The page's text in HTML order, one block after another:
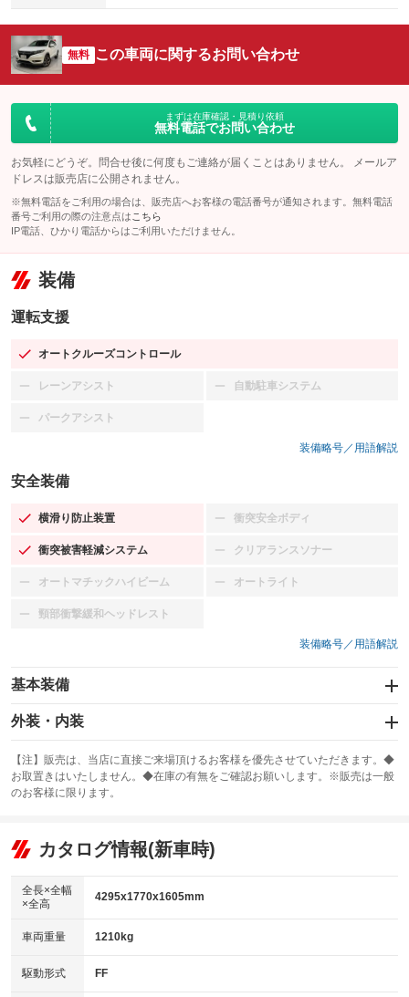
無料 この車両に関するお問い合わせ
まずは在庫確認・見積り依頼
無料電話でお問い合わせ
お気軽にどうぞ。問合せ後に何度もご連絡が届くことはありません。 メールア
ドレスは販売店に公開されません。
※無料電話をご利用の場合は、販売店へお客様の電話番号が通知されます。無料電話
番号ご利用の際の注意点は こちら
IP電話、ひかり電話からはご利用いただけません。
装備
運転支援
オートクルーズコントロール
：装備あり
レーンアシスト
：装備なし 自動駐車システム
：装備なし
パークアシスト
：装備なし
装備略号／用語解説
安全装備
横滑り防止装置
：装備あり 衝突安全ボディ
：装備なし
衝突被害軽減システム
：装備あり クリアランスソナー
：装備なし
オートマチックハイビーム
：装備なし オートライト
：装備なし
頸部衝撃緩和ヘッドレスト
：装備なし
装備略号／用語解説
基本装備
エアバッグ：運転席/助手席/サイド
：装備あり
：装備なし
サンルーフ
：装備なし ABS
リフトアップ
：装備なし
：装備なし
パワーウィンドウ
アイドリングストップ
：装備あり
USB入力端子
：装備なし
外装・内装
カーナビ：メモリーナビ他
：装備あり
TV：フルセグ
：装備あり
ビジュアル
：装備なし
：装備あり
革シート
キーレス
HID(キセノンライト)
：装備なし
【注】販売は、当店に直接ご来場頂けるお客様を優先させていただきます。◆
お取置きはいたしません。◆在庫の有無をご確認お願いします。※販売は一般
のお客様に限ります。
カタログ情報(新車時)
全長×全幅
×全高
4295x1770x1605mm
車両重量 1210kg
駆動形式 FF